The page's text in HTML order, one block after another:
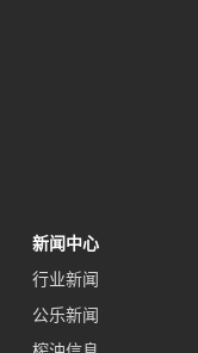
新闻中心
行业新闻
公乐新闻